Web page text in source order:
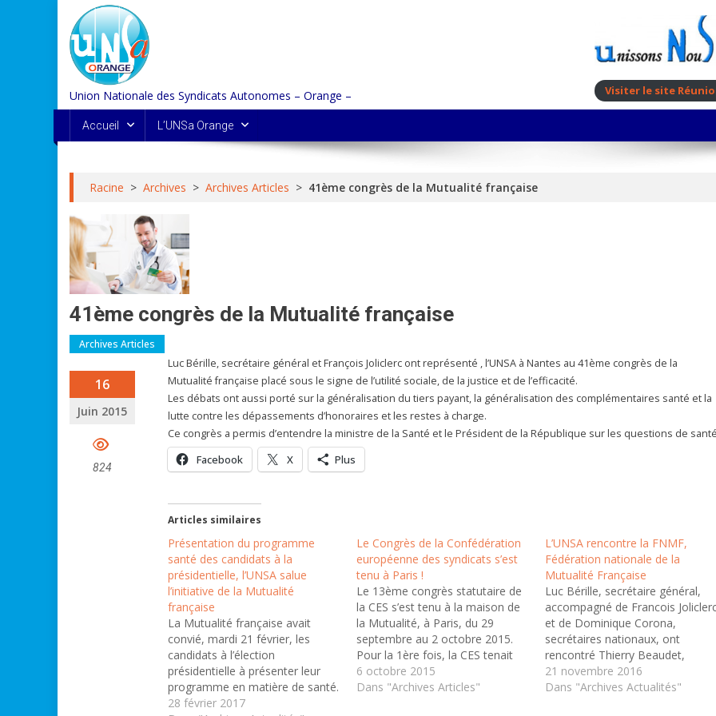
content
Union Nationale des Syndicats Autonomes – Orange – Visiter le site
Accueil L’UNSa Orange
Racine > Archives > Archives Articles > 41ème congrès de la Mutualité française
41ème congrès de la Mutualité française
Archives Articles
16
Juin 2015
824
Luc Bérille, secrétaire général et François Joliclerc ont représenté , l’UNSA à Nantes au 41ème congrès de la
Mutualité française placé sous le signe de l’utilité sociale, de la justice et de l’efficacité.
Les débats ont aussi porté sur la généralisation du tiers payant, la généralisation des complémentaires santé et la
lutte contre les dépassements d’honoraires et les restes à charge.
Ce congrès a permis d’entendre la ministre de la Santé et le Président de la République sur les questions de
Facebook X Plus
Articles similaires
Présentation du programme
santé des candidats à la
présidentielle, l’UNSA salue
l’initiative de la Mutualité
française
La Mutualité française avait
convié, mardi 21 février, les
candidats à l’élection
présidentielle à présenter leur
programme en matière de santé.
Emmanuel Macron, Nicolas
28 février 2017
Le Congrès de la Confédération
européenne des syndicats s’est
tenu à Paris !
Le 13ème congrès statutaire de
la CES s’est tenu à la maison de
la Mutualité, à Paris, du 29
septembre au 2 octobre 2015.
Pour la 1ère fois, la CES tenait
son congrès en France, ce qui a
permis aux organisations
6 octobre 2015
Dans "Archives Articles"
L’UNSA rencontre la FNMF,
Fédération nationale de la
Mutualité Française
Luc Bérille, secrétaire général,
accompagné de Francois
et de Dominique Corona,
secrétaires nationaux, ont
rencontré Thierry Beaudet,
nouveau président de la
Fédération Nationale de la
21 novembre 2016
Dans "Archives Actualités"